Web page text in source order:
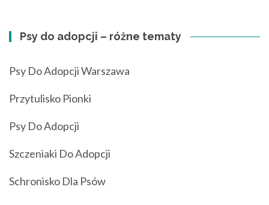
Psy do adopcji – różne tematy
Psy Do Adopcji Warszawa
Przytulisko Pionki
Psy Do Adopcji
Szczeniaki Do Adopcji
Schronisko Dla Psów